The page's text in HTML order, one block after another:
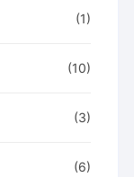
(1)
(10)
(3)
(6)